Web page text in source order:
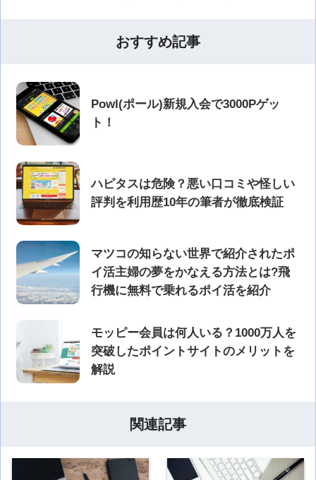
おすすめ記事
Powl(ポール)新規入会で3000Pゲッ
ト！
ハピタスは危険？悪い口コミや怪しい
評判を利用歴10年の筆者が徹底検証
マツコの知らない世界で紹介されたポ
イ活主婦の夢をかなえる方法とは?飛
行機に無料で乗れるポイ活を紹介
モッピー会員は何人いる？1000万人を
突破したポイントサイトのメリットを
解説
関連記事